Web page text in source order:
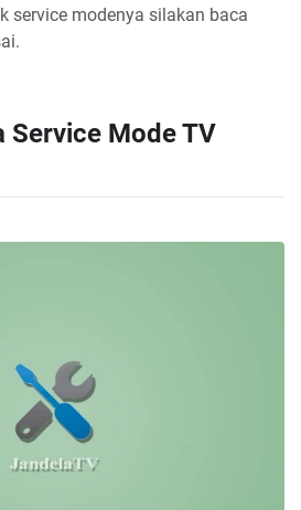
service modenya silakan baca
Service Mode TV